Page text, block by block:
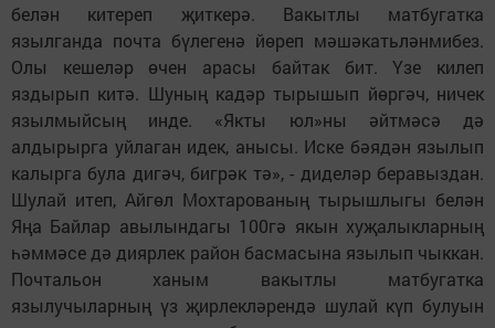
белән китереп җиткерә. Вакытлы матбугатка
язылганда почта бүлегенә йөреп мәшәкатьләнмибез.
Олы кешеләр өчен арасы байтак бит. Үзе килеп
яздырып китә. Шуның кадәр тырышып йөргәч, ничек
язылмыйсың инде. «Якты юл»ны әйтмәсә дә
алдырырга уйлаган идек, анысы. Иске бәядән язылып
калырга була дигәч, бигрәк тә», - диделәр беравыздан.
Шулай итеп, Айгөл Мохтарованың тырышлыгы белән
Яңа Байлар авылындагы 100гә якын хуҗалыкларның
һәммәсе дә диярлек район басмасына язылып чыккан.
Почтальон ханым вакытлы матбугатка
язылучыларның үз җирлекләрендә шулай күп булуын